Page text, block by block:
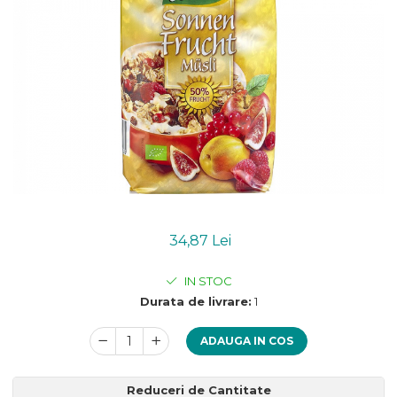
Ciocolata, cacao si cafea
Cafea bio din cereale
Condimente si supe bio
Dulceata si creme bio
Compoturi bio
34,87 Lei
IN STOC
Durata de livrare: 1
ADAUGA IN COS
Reduceri de Cantitate